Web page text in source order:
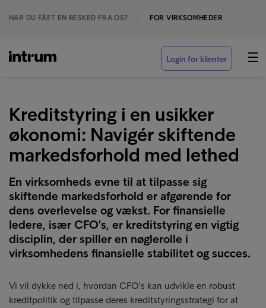
HAR DU FÅET EN BESKED FRA OS? FOR VIRKSOMHEDER
Login for klienter
Kreditstyring i en usikker
økonomi: Navigér skiftende
markedsforhold med lethed
En virksomheds evne til at tilpasse sig
skiftende markedsforhold er afgørende for
dens overlevelse og vækst. For finansielle
ledere, især CFO's, er kreditstyring en vigtig
disciplin, der spiller en nøglerolle i
virksomhedens finansielle stabilitet og succes.
Vi vil dykke ned i, hvordan CFO's kan udvikle en robust
kreditpolitik og tilpasse deres kreditstyringsstrategi for at